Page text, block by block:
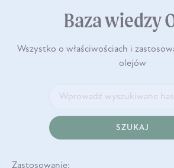
Baza wiedzy
Wszystko o właściwościach i
olejów
SZUKAJ
Zastosowanie: